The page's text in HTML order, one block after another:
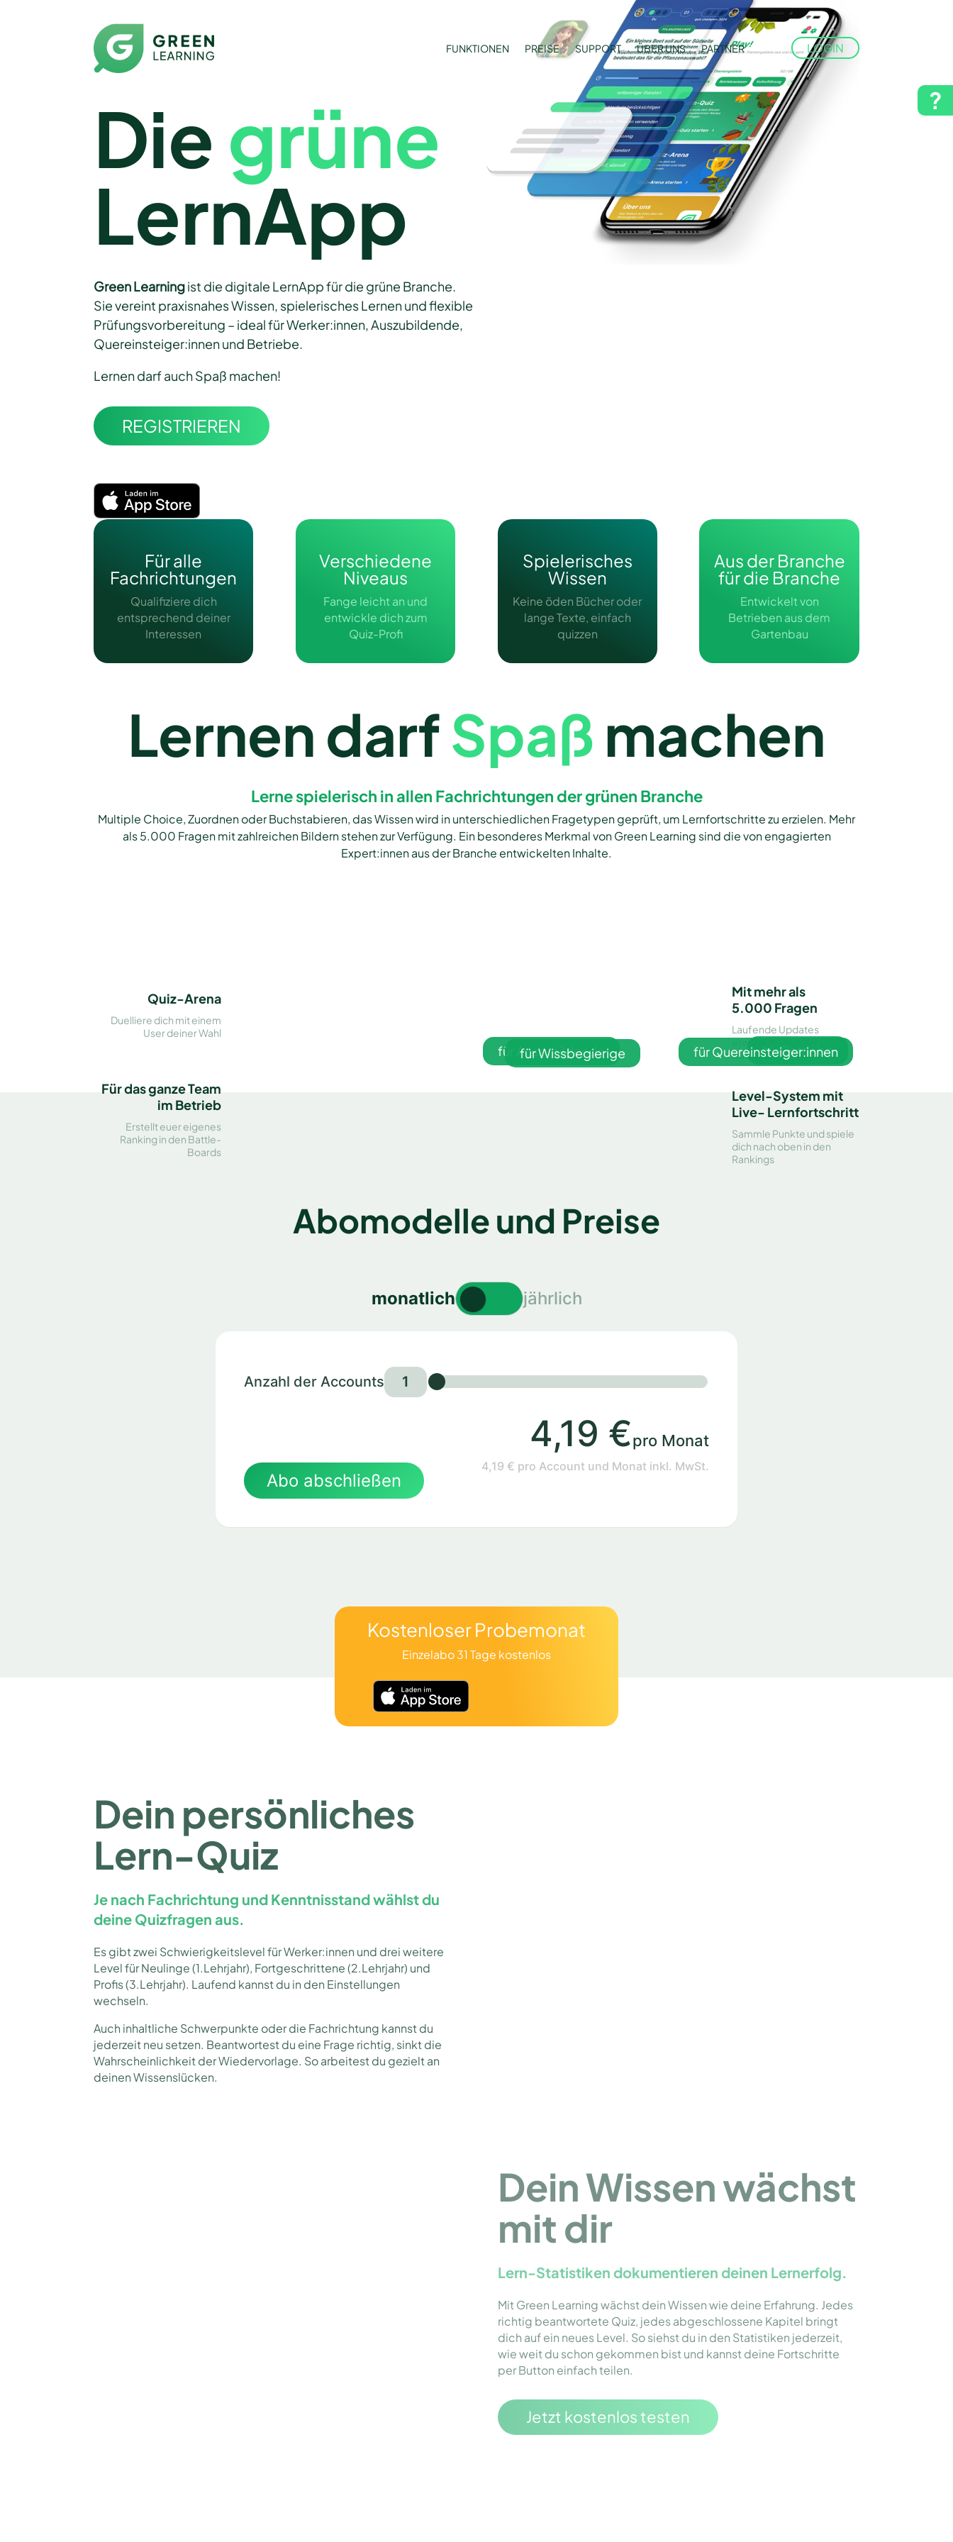
?
FUNKTIONEN PREISE SUPPORT ÜBER UNS PARTNER LOGIN
Die grüne
LernApp
Green Learningist die digitale LernApp für die grüne Branche.
Sie vereint praxisnahes Wissen, spielerisches Lernen und flexible
Prüfungsvorbereitung – ideal für Werker:innen, Auszubildende,
Quereinsteiger:innen und Betriebe.
Lernen darf auch Spaß machen!
REGISTRIEREN
Für alle
Fachrichtungen
Qualifiziere dich
entsprechend deiner
Interessen
Verschiedene
Niveaus
Fange leicht an und
entwickle dich zum
Quiz-Profi
Spielerisches
Wissen
Keine öden Bücher oder
lange Texte, einfach
quizzen
Aus der Branche
für die Branche
Entwickelt von
Betrieben aus dem
Gartenbau
Lernen darf Spaß machen
Lerne spielerisch in allen Fachrichtungen der grünen Branche
Multiple Choice, Zuordnen oder Buchstabieren, das Wissen wird in unterschiedlichen Fragetypen geprüft, um Lernfortschritte zu erzielen. Mehr
als 5.000 Fragen mit zahlreichen Bildern stehen zur Verfügung. Ein besonderes Merkmal von Green Learning sind die von engagierten
Expert:innen aus der Branche entwickelten Inhalte.
Quiz-Arena
Duelliere dich mit einem
User deiner Wahl
Für das ganze Team
im Betrieb
Erstellt euer eigenes
Ranking in den Battle-
Boards
Mit mehr als
5.000 Fragen
Laufende Updates
erweitern unsere
Datenbank
Level-System mit
Live- Lernfortschritt
Sammle Punkte und spiele
dich nach oben in den
Rankings
Abomodelle und Preise
monatlich jährlich
Anzahl der Accounts 1
4,19 €pro Monat
4,19 € pro Account und Monat inkl. MwSt.
Abo abschließen
Kostenloser Probemonat
Einzelabo 31 Tage kostenlos
Dein persönliches
Lern-Quiz
Je nach Fachrichtung und Kenntnisstand wählst du
deine Quizfragen aus.
Es gibt zwei Schwierigkeitslevel für Werker:innen und drei weitere
Level für Neulinge (1.Lehrjahr), Fortgeschrittene (2.Lehrjahr) und
Profis (3.Lehrjahr). Laufend kannst du in den Einstellungen
wechseln.
Auch inhaltliche Schwerpunkte oder die Fachrichtung kannst du
jederzeit neu setzen. Beantwortest du eine Frage richtig, sinkt die
Wahrscheinlichkeit der Wiedervorlage. So arbeitest du gezielt an
deinen Wissenslücken.
für Auszubildende für Betriebe
für Wissbegierige für Quereinsteiger:innen
Dein Wissen wächst
mit dir
Lern-Statistiken dokumentieren deinen Lernerfolg.
Mit Green Learning wächst dein Wissen wie deine Erfahrung. Jedes
richtig beantwortete Quiz, jedes abgeschlossene Kapitel bringt
dich auf ein neues Level. So siehst du in den Statistiken jederzeit,
wie weit du schon gekommen bist und kannst deine Fortschritte
per Button einfach teilen.
Jetzt kostenlos testen